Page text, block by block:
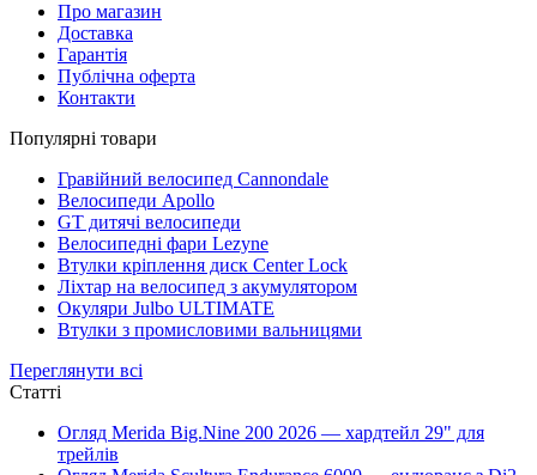
Про магазин
Доставка
Гарантія
Публічна оферта
Контакти
Популярні товари
Гравійний велосипед Cannondale
Велосипеди Apollo
GT дитячі велосипеди
Велосипедні фари Lezyne
Втулки кріплення диск Center Lock
Ліхтар на велосипед з акумулятором
Окуляри Julbo ULTIMATE
Втулки з промисловими вальницями
Переглянути всі
Статті
Огляд Merida Big.Nine 200 2026 — хардтейл 29" для
трейлів